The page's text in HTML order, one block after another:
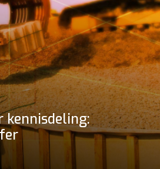
kennisdeling: